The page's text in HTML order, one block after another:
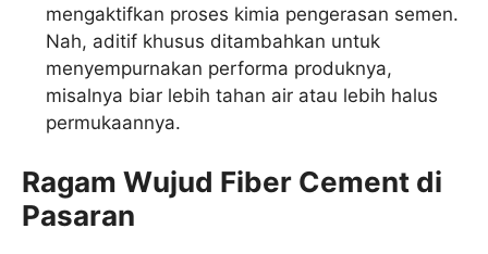
mengaktifkan proses kimia pengerasan semen.
Nah, aditif khusus ditambahkan untuk
menyempurnakan performa produknya,
misalnya biar lebih tahan air atau lebih halus
permukaannya.
Ragam Wujud Fiber Cement di
Pasaran